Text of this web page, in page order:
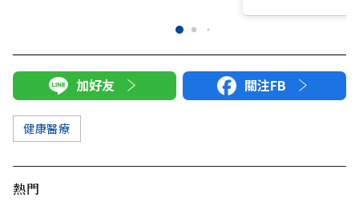
加好友 關注FB
健康醫療
熱門